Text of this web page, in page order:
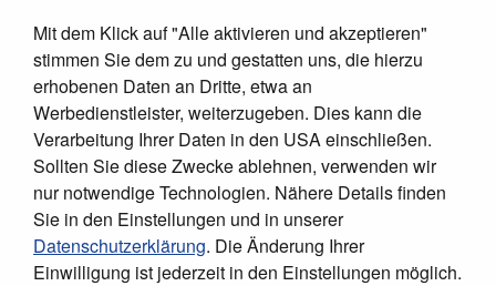
Herzlichen Dank! ❤️
Mit dem Klick auf "Alle aktivieren und akzeptieren"
stimmen Sie dem zu und gestatten uns, die hierzu
erhobenen Daten an Dritte, etwa an
Werbedienstleister, weiterzugeben. Dies kann die
Verarbeitung Ihrer Daten in den USA einschließen.
Sollten Sie diese Zwecke ablehnen, verwenden wir
nur notwendige Technologien. Nähere Details finden
Sie in den Einstellungen und in unserer
Datenschutzerklärung. Die Änderung Ihrer
Einwilligung ist jederzeit in den Einstellungen möglich.